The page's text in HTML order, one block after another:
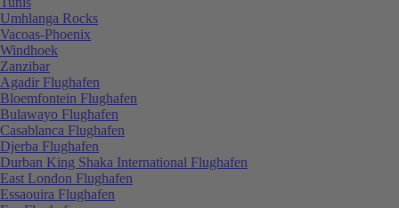
Umhlanga Rocks
Vacoas-Phoenix
Windhoek
Zanzibar
Agadir Flughafen
Bloemfontein Flughafen
Bulawayo Flughafen
Casablanca Flughafen
Djerba Flughafen
Durban King Shaka International Flughafen
East London Flughafen
Essaouira Flughafen